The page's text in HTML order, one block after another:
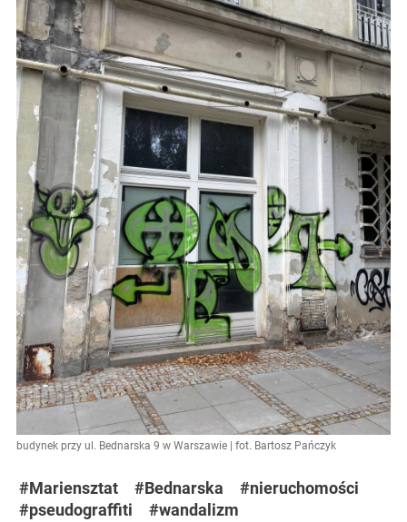
budynek przy ul. Bednarska 9 w Warszawie | fot. Bartosz Pańczyk
#Mariensztat #Bednarska
#nieruchomości
#pseudograffiti
#wandalizm